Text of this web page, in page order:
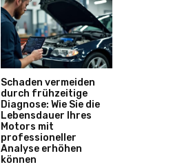
Schaden vermeiden
durch frühzeitige
Diagnose: Wie Sie die
Lebensdauer Ihres
Motors mit
professioneller
Analyse erhöhen
können